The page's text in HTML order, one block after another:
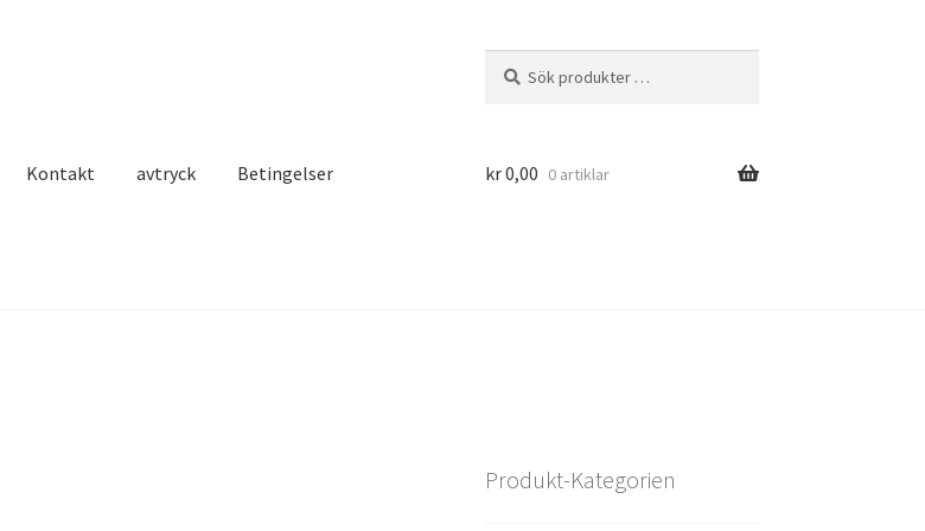
efter:
Kontakt avtryck Betingelser kr0,00 0 artiklar
Produkt-Kategorien